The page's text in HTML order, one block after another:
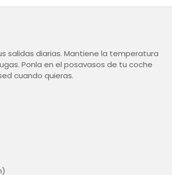
salidas diarias. Mantiene la temperatura
Ponla en el posavasos de tu coche
cuando quieras.